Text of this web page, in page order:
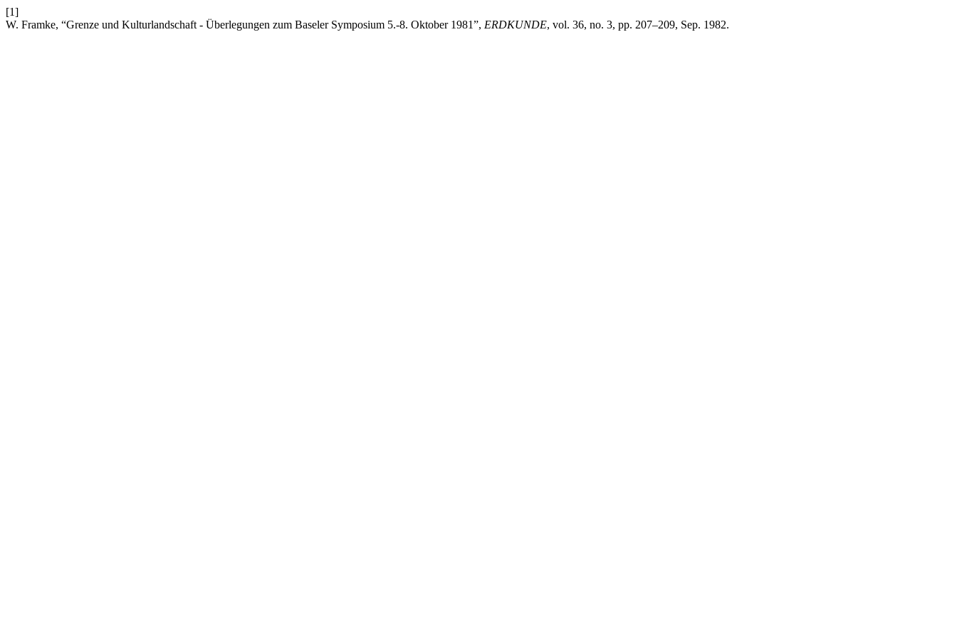
[1]
W. Framke, “Grenze und Kulturlandschaft - Überlegungen zum Baseler Symposium 5.-8. Oktober 1981”, ERDKUNDE, vol. 36, no. 3, pp. 207–209, Sep. 1982.